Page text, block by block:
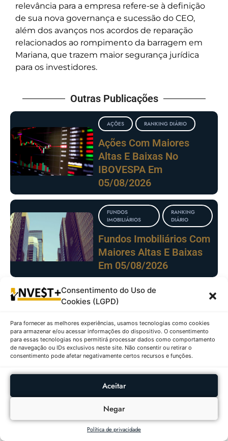
Consentimento do Uso de
Cookies (LGPD)
Para fornecer as melhores experiências, usamos tecnologias como cookies
para armazenar e/ou acessar informações do dispositivo. O consentimento
para essas tecnologias nos permitirá processar dados como comportamento
de navegação ou IDs exclusivos neste site. Não consentir ou retirar o
consentimento pode afetar negativamente certos recursos e funções.
Aceitar
Negar
Política de privacidade
relevância para a empresa refere-se à definição
de sua nova governança e sucessão do CEO,
além dos avanços nos acordos de reparação
relacionados ao rompimento da barragem em
Mariana, que trazem maior segurança jurídica
para os investidores.
Outras Publicações
AÇÕES RANKING DIÁRIO
Ações Com Maiores
Altas E Baixas No
IBOVESPA Em
05/08/2026
FUNDOS
IMOBILIÁRIOS
RANKING
DIÁRIO
Fundos Imobiliários Com
Maiores Altas E Baixas
Em 05/08/2026
CRIPTOMOEDAS
As Criptomoedas Que
Mais Valorizaram E
Desvalorizaram Em
05/08/2026
AÇÕES
Ações Com Maiores
Altas E Baixas No
IBOVESPA Em